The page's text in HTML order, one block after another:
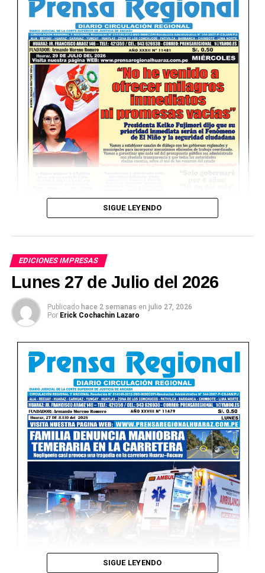
SIGUE LEYENDO
EDICIONES IMPRESAS
Lunes 27 de Julio del 2026
Publicado hace 2 semanas en julio 27, 2026
Por Erick Cochachin Lazaro
SIGUE LEYENDO